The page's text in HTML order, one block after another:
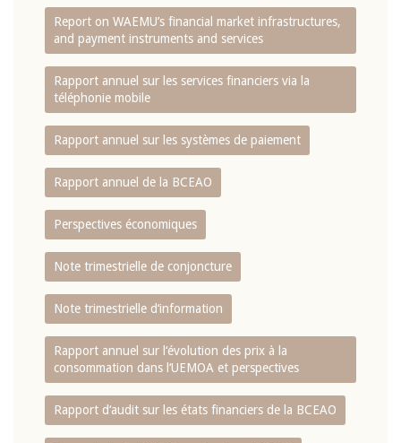
Report on WAEMU’s financial market infrastructures,
and payment instruments and services
Rapport annuel sur les services financiers via la
téléphonie mobile
Rapport annuel sur les systèmes de paiement
Rapport annuel de la BCEAO
Perspectives économiques
Note trimestrielle de conjoncture
Note trimestrielle d‘information
Rapport annuel sur l‘évolution des prix à la
consommation dans l‘UEMOA et perspectives
Rapport d‘audit sur les états financiers de la BCEAO